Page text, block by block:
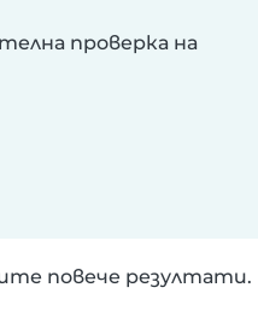
проверка на
повече резултати.